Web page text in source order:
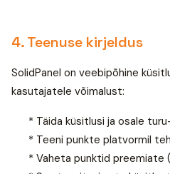
4. Teenuse kirjeldus
SolidPanel on veebipõhine
kasutajatele võimalust:
* Täida küsitlusi ja osale
* Teeni punkte platvormil
* Vaheta punktid preemiate